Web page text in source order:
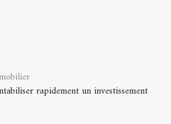
rapidement un investissement